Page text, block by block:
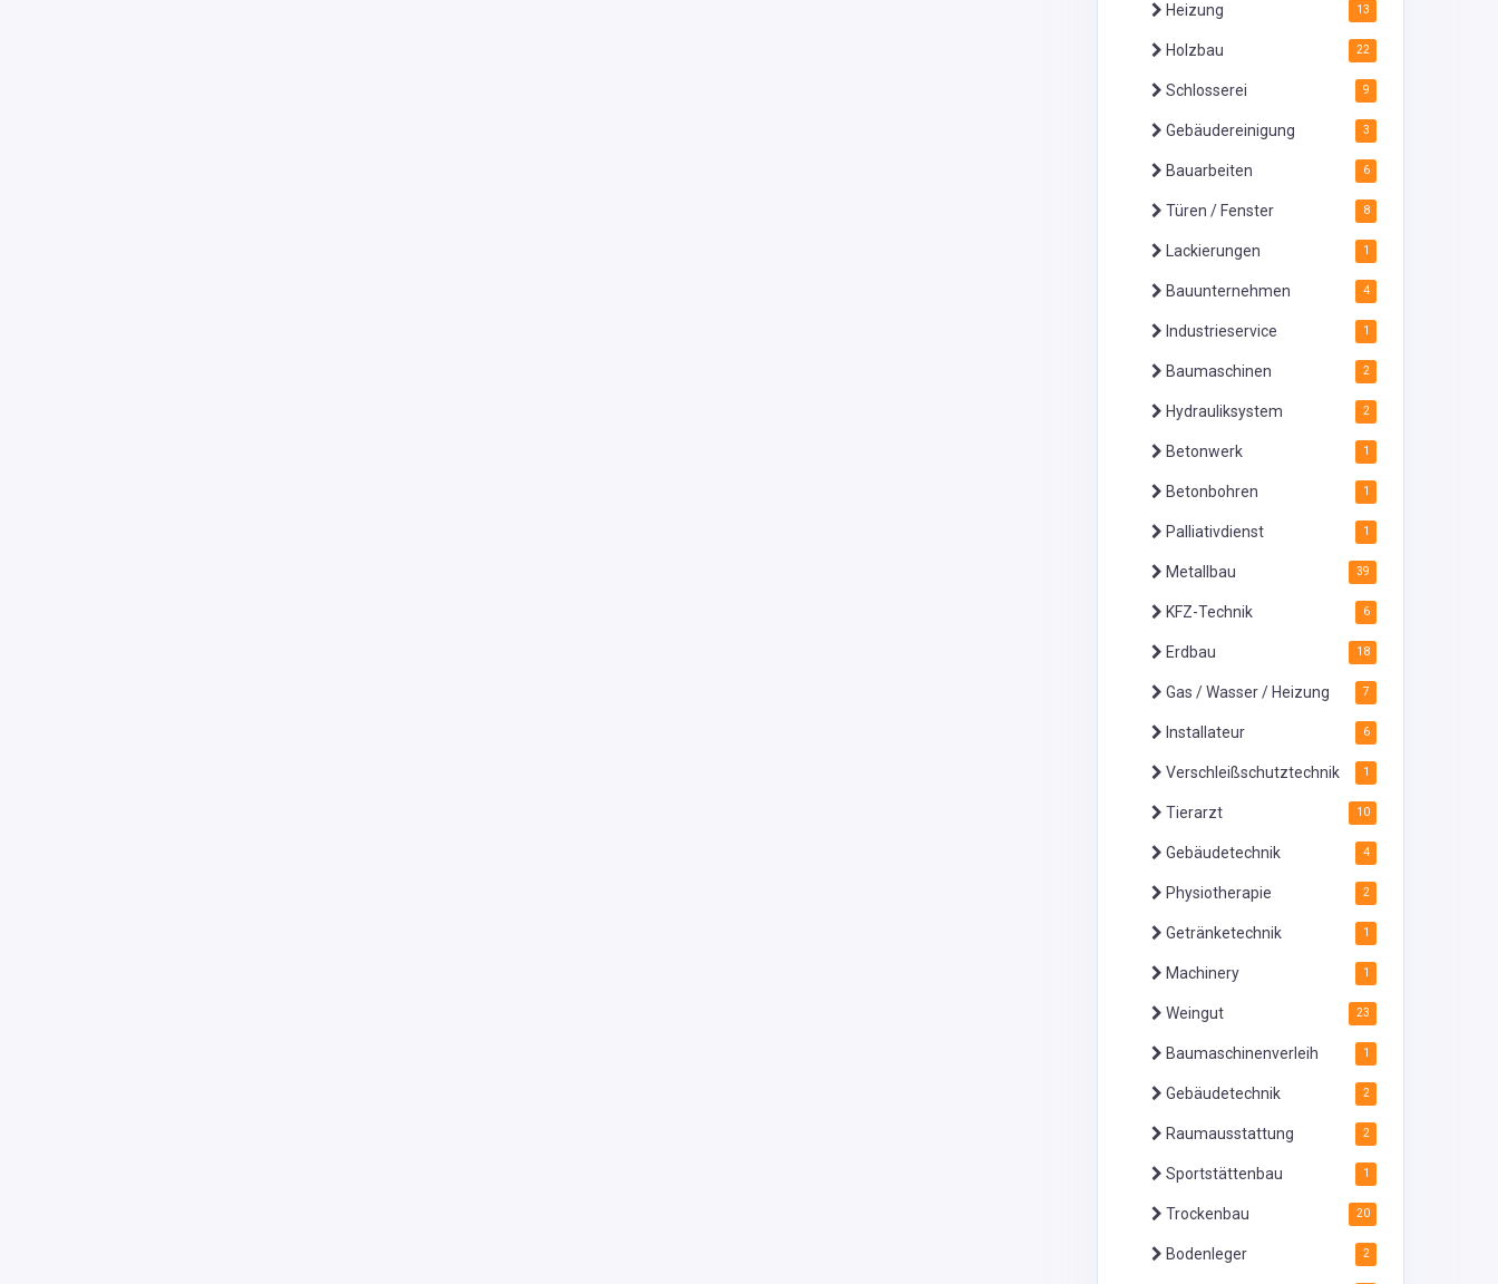
Heizung 13
Holzbau 22
Schlosserei 9
Gebäudereinigung 3
Bauarbeiten 6
Türen / Fenster 8
Lackierungen 1
Bauunternehmen 4
Industrieservice 1
Baumaschinen 2
Hydrauliksystem 2
Betonwerk 1
Betonbohren 1
Palliativdienst 1
Metallbau 39
KFZ-Technik 6
Erdbau 18
Gas / Wasser / Heizung 7
Installateur 6
Verschleißschutztechnik 1
Tierarzt 10
Gebäudetechnik 4
Physiotherapie 2
Getränketechnik 1
Machinery 1
Weingut 23
Baumaschinenverleih 1
Gebäudetechnik 2
Raumausstattung 2
Sportstättenbau 1
Trockenbau 20
Bodenleger 2